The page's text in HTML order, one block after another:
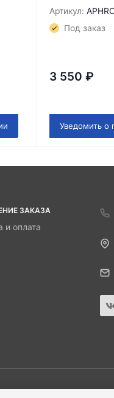
Артикул:
Под заказ
3 550 ₽
Уведомить о
ЗАКАЗА
и оплата